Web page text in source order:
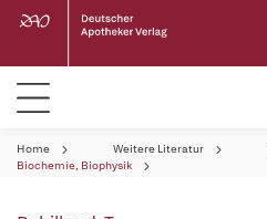
Home Weitere Literatur
Biochemie, Biophysik